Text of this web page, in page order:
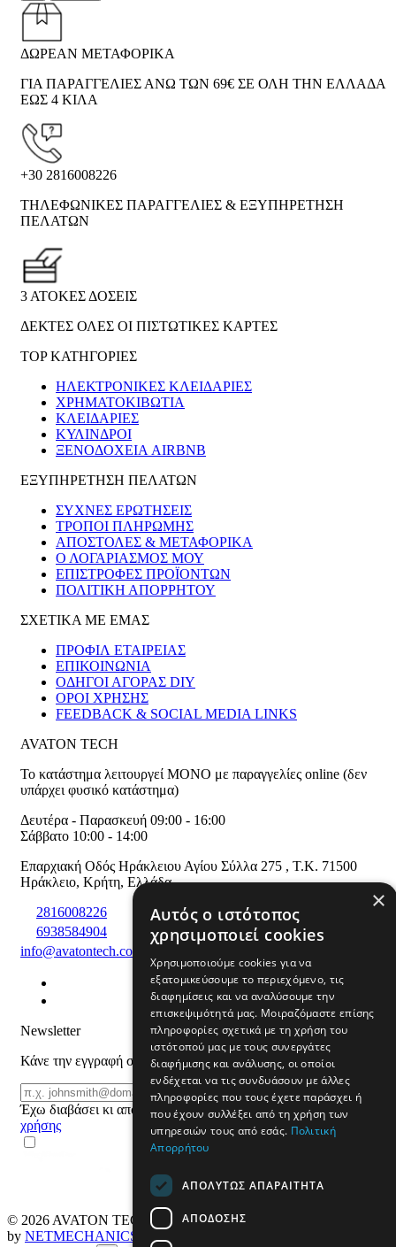
ΔΩΡΕΑΝ ΜΕΤΑΦΟΡΙΚΑ
ΓΙΑ ΠΑΡΑΓΓΕΛΙΕΣ ΑΝΩ ΤΩΝ 69€ ΣΕ ΟΛΗ ΤΗΝ ΕΛΛΑΔΑ
ΕΩΣ 4 ΚΙΛΑ
+30 2816008226
ΤΗΛΕΦΩΝΙΚΕΣ ΠΑΡΑΓΓΕΛΙΕΣ & ΕΞΥΠΗΡΕΤΗΣΗ
ΠΕΛΑΤΩΝ
3 ΑΤΟΚΕΣ ΔΟΣΕΙΣ
ΔΕΚΤΕΣ ΟΛΕΣ ΟΙ ΠΙΣΤΩΤΙΚΕΣ ΚΑΡΤΕΣ
TOP ΚΑΤΗΓΟΡΙΕΣ
ΗΛΕΚΤΡΟΝΙΚΈΣ ΚΛΕΙΔΑΡΙΈΣ
ΧΡΗΜΑΤΟΚΙΒΏΤΙΑ
ΚΛΕΙΔΑΡΙΈΣ
ΚΎΛΙΝΔΡΟΙ
ΞΕΝΟΔΟΧΕΊΑ AIRBNB
ΕΞΥΠΗΡΕΤΗΣΗ ΠΕΛΑΤΩΝ
ΣΥΧΝΕΣ ΕΡΩΤΗΣΕΙΣ
ΤΡΟΠΟΙ ΠΛΗΡΩΜΗΣ
ΑΠΟΣΤΟΛΕΣ & ΜΕΤΑΦΟΡΙΚΑ
Ο ΛΟΓΑΡΙΑΣΜΟΣ ΜΟΥ
ΕΠΙΣΤΡΟΦΕΣ ΠΡΟΪΟΝΤΩΝ
ΠΟΛΙΤΙΚΗ ΑΠΟΡΡΗΤΟΥ
ΣΧΕΤΙΚΑ ΜΕ ΕΜΑΣ
ΠΡΟΦΙΛ ΕΤΑΙΡΕΙΑΣ
ΕΠΙΚΟΙΝΩΝΙΑ
ΟΔΗΓΟΙ ΑΓΟΡΑΣ DIY
ΟΡΟΙ ΧΡΗΣΗΣ
FEEDBACK & SOCIAL MEDIA LINKS
AVATON TECH
Το κατάστημα λειτουργεί ΜΟΝΟ με παραγγελίες online (δεν
υπάρχει φυσικό κατάστημα)
Δευτέρα - Παρασκευή 09:00 - 16:00
Σάββατο 10:00 - 14:00
Επαρχιακή Οδός Ηράκλειου Αγίου Σύλλα 275 , T.K. 71500
Ηράκλειο, Κρήτη, Ελλάδα
2816008226
6938584904
info@avatontech.com
Newsletter
Κάνε την εγγραφή σου και μάθε για προϊόντα και προσφορές
Email
ΕΓΓΡΑΦΗ
Έχω διαβάσει κι αποδέχομαι τουςόρους
χρήσης
© 2026 AVATON TECH All rights reserved Designed & developed
by NETMECHANICS
×
Αυτός ο ιστότοπος
χρησιμοποιεί cookies
Χρησιμοποιούμε cookies για να
εξατομικεύσουμε το περιεχόμενο, τις
διαφημίσεις και να αναλύσουμε την
επισκεψιμότητά μας. Μοιραζόμαστε επίσης
πληροφορίες σχετικά με τη χρήση του
ιστότοπού μας με τους συνεργάτες
διαφήμισης και ανάλυσης, οι οποίοι
ενδέχεται να τις συνδυάσουν με άλλες
πληροφορίες που τους έχετε παράσχει ή
που έχουν συλλέξει από τη χρήση των
υπηρεσιών τους από εσάς. Πολιτική
Απορρήτου
ΑΠΟΛΎΤΩΣ ΑΠΑΡΑΊΤΗΤΑ
ΑΠΌΔΟΣΗΣ